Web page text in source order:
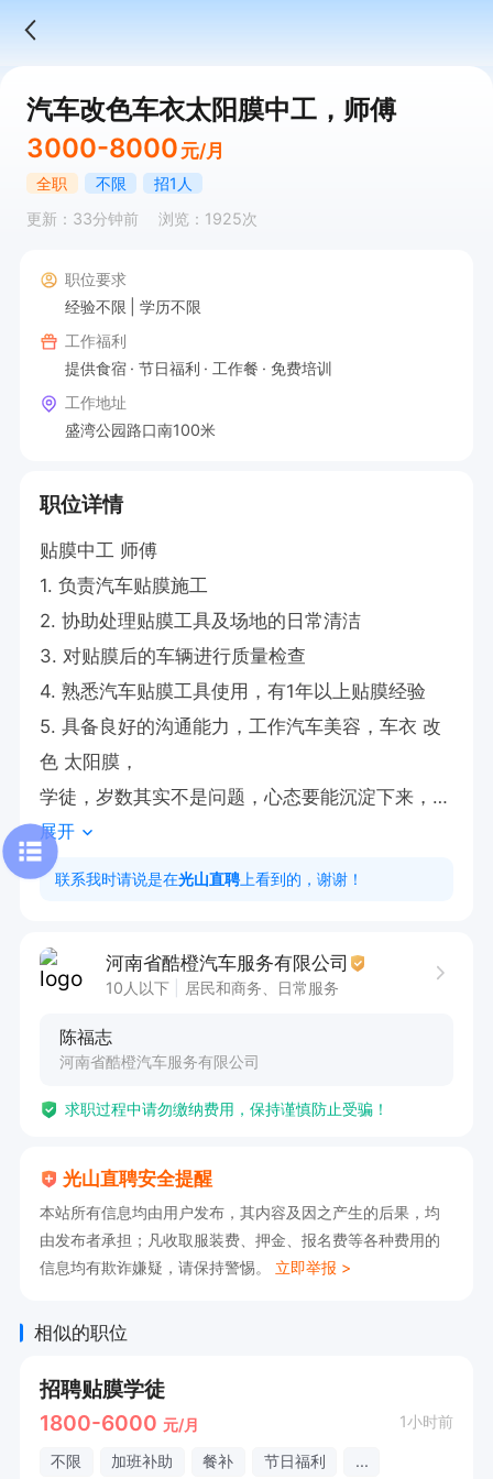
汽车改色车衣太阳膜中工，师傅
3000-8000 元/月
全职 不限
招1人
更新：33分钟前
浏览：1925次
职位要求
经验不限
学历不限
工作福利
提供食宿
节日福利 工作餐
免费培训
工作地址
盛湾公园路口南100米
职位详情
贴膜中工 师傅
1. 负责汽车贴膜施工
2. 协助处理贴膜工具及场地的日常清洁
3. 对贴膜后的车辆进行质量检查
4. 熟悉汽车贴膜工具使用，有1年以上贴膜经验
5. 具备良好的沟通能力，工作汽车美容，车衣 改
色 太阳膜，
学徒，岁数其实不是问题，心态要能沉淀下来，有
手就行，包教会，学手艺活不累
贴膜学徒也招；
中人
具体面议
展开
联系我时请说是在光山直聘 上看到的，谢谢！
河南省酷橙汽车服务有限公司
10人以下 居民和商务、日常服务
陈福志
河南省酷橙汽车服务有限公司
求职过程中请勿缴纳费用，保持谨慎防止受骗！
光山直聘安全提醒
本站所有信息均由用户发布，其内容及因之产生的后果，均
由发布者承担；凡收取服装费、押金、报名费等各种费用的
信息均有欺诈嫌疑，请保持警惕。 立即举报 >
相似的职位
招聘贴膜学徒
1800-6000 元/月 1小时前
不限 加班补助 餐补 节日福利 ...